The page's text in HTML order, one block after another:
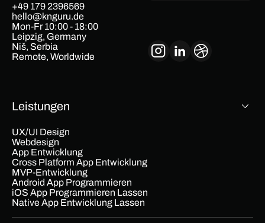
+49 179 2396569
hello@knguru.de
Mon-Fr 10:00 - 18:00
Leipzig, Germany
Niš, Serbia
Remote, Worldwide
Leistungen
UX/UI Design
Webdesign
App Entwicklung
Cross Platform App Entwicklung
MVP-Entwicklung
Android App Programmieren
iOS App Programmieren Lassen
Native App Entwicklung Lassen